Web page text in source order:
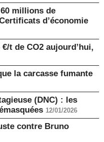
millions de
d’économie
t de CO2 aujourd’hui,
la carcasse fumante
(DNC) : les
12/01/2026
contre Bruno